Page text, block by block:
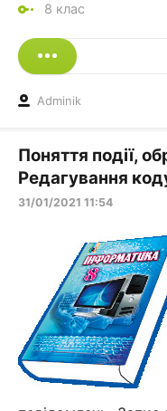
8 клас
Adminik
Поняття події,
Редагування
31/01/2021 11:54